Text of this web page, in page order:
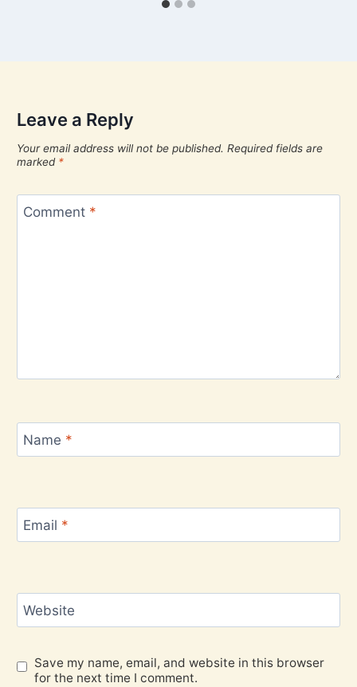
Leave a Reply
Your email address will not be published. Required fields are
marked *
Comment *
Name *
Email *
Website
Save my name, email, and website in this browser
for the next time I comment.